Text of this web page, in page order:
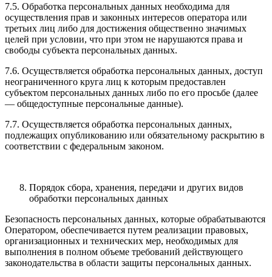
7.5. Обработка персональных данных необходима для
осуществления прав и законных интересов оператора или
третьих лиц либо для достижения общественно значимых
целей при условии, что при этом не нарушаются права и
свободы субъекта персональных данных.
7.6. Осуществляется обработка персональных данных, доступ
неограниченного круга лиц к которым предоставлен
субъектом персональных данных либо по его просьбе (далее
— общедоступные персональные данные).
7.7. Осуществляется обработка персональных данных,
подлежащих опубликованию или обязательному раскрытию в
соответствии с федеральным законом.
Порядок сбора, хранения, передачи и других видов
обработки персональных данных
Безопасность персональных данных, которые обрабатываются
Оператором, обеспечивается путем реализации правовых,
организационных и технических мер, необходимых для
выполнения в полном объеме требований действующего
законодательства в области защиты персональных данных.